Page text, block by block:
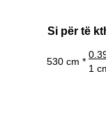
Si për të
530 cm *
1